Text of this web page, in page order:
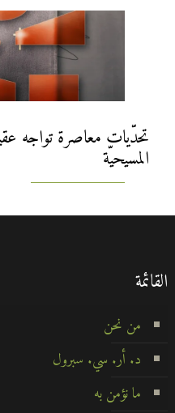
تحدّيات معاصرة تواجه
المسيحيّة
القائمة
من نحن
د. أر. سي. سبرول
ما نؤمن به